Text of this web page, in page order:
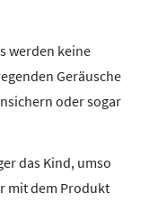
werden keine
Geräusche
oder sogar
das Kind, umso
mit dem Produkt